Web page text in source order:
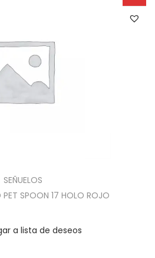
SEÑUELOS
PET SPOON 17 HOLO ROJO
a lista de deseos